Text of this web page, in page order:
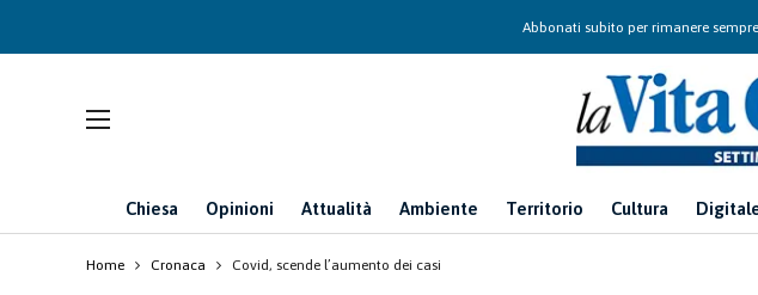
Abbonati subito per rimanere
Chiesa Opinioni Attualità Ambiente Territorio Cultura
Home Cronaca Covid, scende l’aumento dei casi